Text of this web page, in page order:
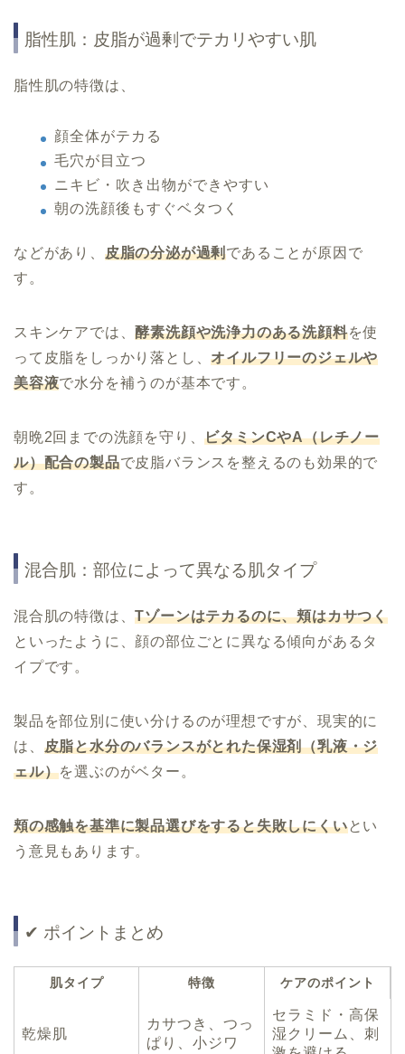
脂性肌：皮脂が過剰でテカリやすい肌
脂性肌の特徴は、
顔全体がテカる
毛穴が目立つ
ニキビ・吹き出物ができやすい
朝の洗顔後もすぐベタつく
などがあり、 皮脂の分泌が過剰であることが原因で
す。
スキンケアでは、酵素洗顔や洗浄力のある洗顔料を使
って皮脂をしっかり落とし、オイルフリーのジェルや
美容液で水分を補うのが基本です。
朝晩2回までの洗顔を守り、ビタミンCやA（レチノー
ル）配合の製品で皮脂バランスを整えるのも効果的で
す。
混合肌：部位によって異なる肌タイプ
混合肌の特徴は、Tゾーンはテカるのに、頬はカサつく
といったように、顔の部位ごとに異なる傾向があるタ
イプです。
製品を部位別に使い分けるのが理想ですが、現実的に
は、 皮脂と水分のバランスがとれた保湿剤（乳液・ジ
ェル）を選ぶのがベター。
頬の感触を基準に製品選びをすると失敗しにくいとい
う意見もあります。
✔ ポイントまとめ
肌タイプ 特徴 ケアのポイント
乾燥肌
カサつき、つっ
ぱり、小ジワ
セラミド・高保
湿クリーム、刺